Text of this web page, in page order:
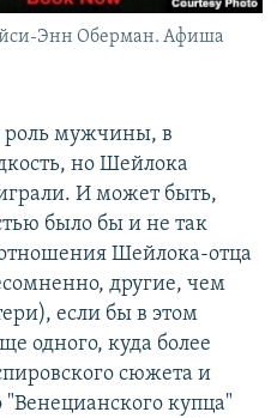
Энн Оберман. Афиша
мужчины, в
но Шейлока
И может быть,
было бы и не так
Шейлока-отца
другие, чем
если бы в этом
одного, куда более
сюжета и
"Венецианского купца"